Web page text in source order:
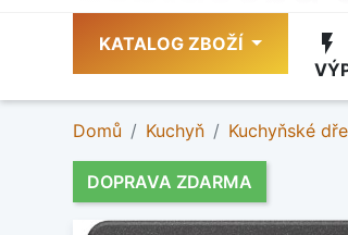
KATALOG ZBOŽÍ flash_on
Domů Kuchyň Kuchyňské
DOPRAVA ZDARMA